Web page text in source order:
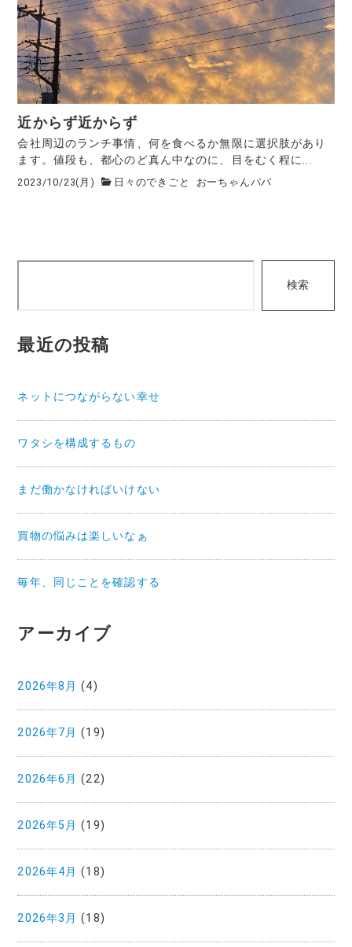
近からず近からず
会社周辺のランチ事情、何を食べるか無限に選択肢があり
ます。値段も、都心のど真ん中なのに、目をむく程に...
2023/10/23(月) 日々のできごと おーちゃんパパ
検索
最近の投稿
ネットにつながらない幸せ
ワタシを構成するもの
まだ働かなければいけない
買物の悩みは楽しいなぁ
毎年、同じことを確認する
アーカイブ
2026年8月 (4)
2026年7月 (19)
2026年6月 (22)
2026年5月 (19)
2026年4月 (18)
2026年3月 (18)